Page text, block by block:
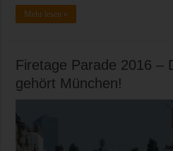
Mehr lesen »
Firetage Parade 2016 –
gehört München!